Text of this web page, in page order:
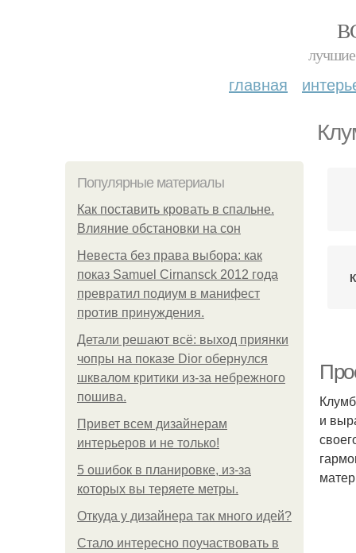
лучшие
главная
Популярные материалы
Как поставить кровать в спальне.
Влияние обстановки на сон
Невеста без права выбора: как
показ Samuel Cirnansck 2012 года
превратил подиум в манифест
против принуждения.
Детали решают всё: выход приянки
чопры на показе Dior обернулся
шквалом критики из-за небрежного
пошива.
Привет всем дизайнерам
интерьеров и не только!
5 ошибок в планировке, из-за
которых вы теряете метры.
Откуда у дизайнера так много идей?
Стало интересно поучаствовать в
и